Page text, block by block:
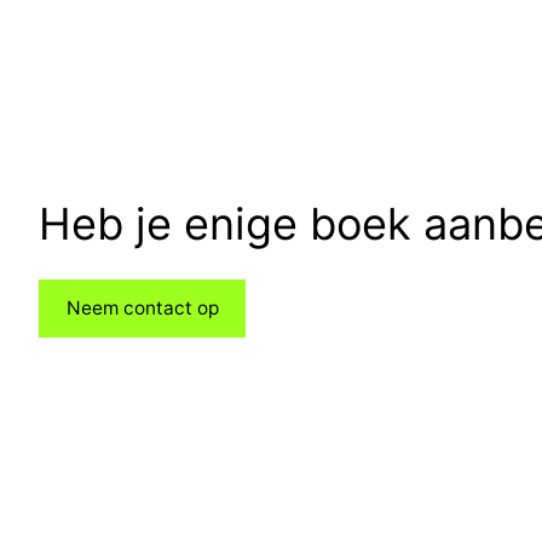
Heb je enige boek
Neem contact op